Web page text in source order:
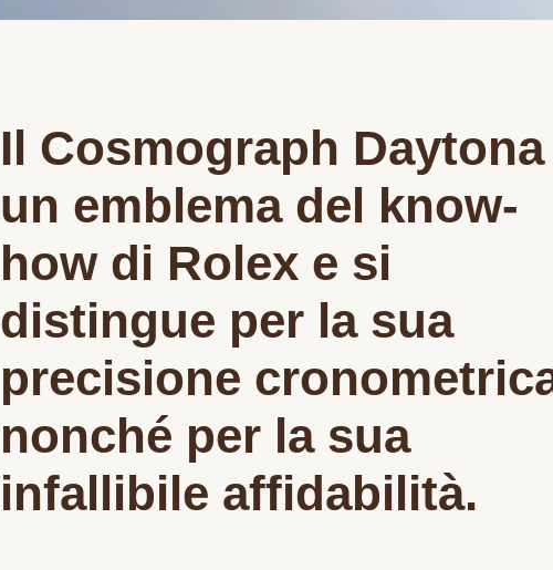
Il Cosmograph Daytona
un emblema del know-
how di Rolex e si
distingue per la sua
precisione
nonché per la sua
infallibile affidabilità.